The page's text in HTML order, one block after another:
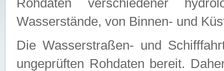
Rohdaten verschiedener
Wasserstände, von Binnen- und
Die Wasserstraßen- und
ungeprüften Rohdaten bereit.